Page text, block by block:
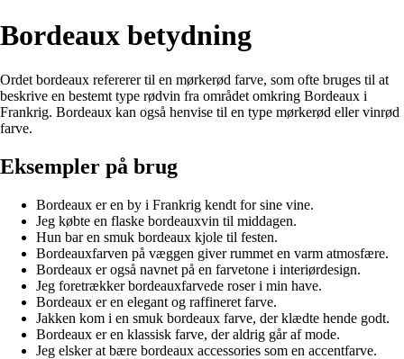
Bordeaux betydning
Ordet bordeaux refererer til en mørkerød farve, som ofte bruges til at
beskrive en bestemt type rødvin fra området omkring Bordeaux i
Frankrig. Bordeaux kan også henvise til en type mørkerød eller vinrød
farve.
Eksempler på brug
Bordeaux er en by i Frankrig kendt for sine vine.
Jeg købte en flaske bordeauxvin til middagen.
Hun bar en smuk bordeaux kjole til festen.
Bordeauxfarven på væggen giver rummet en varm atmosfære.
Bordeaux er også navnet på en farvetone i interiørdesign.
Jeg foretrækker bordeauxfarvede roser i min have.
Bordeaux er en elegant og raffineret farve.
Jakken kom i en smuk bordeaux farve, der klædte hende godt.
Bordeaux er en klassisk farve, der aldrig går af mode.
Jeg elsker at bære bordeaux accessories som en accentfarve.